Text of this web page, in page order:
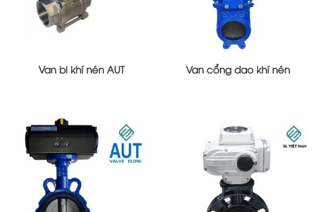
Van bi khí nén AUT Van cổng dao khí nén